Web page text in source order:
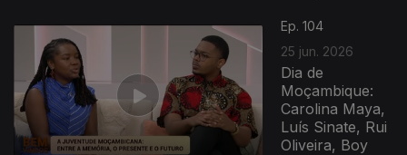
Ep. 104
25 jun. 2026
Dia de
Moçambique:
Carolina Maya,
Luís Sinate, Rui
Oliveira, Boy